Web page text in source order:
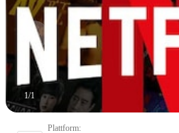
1/1
Plattform: